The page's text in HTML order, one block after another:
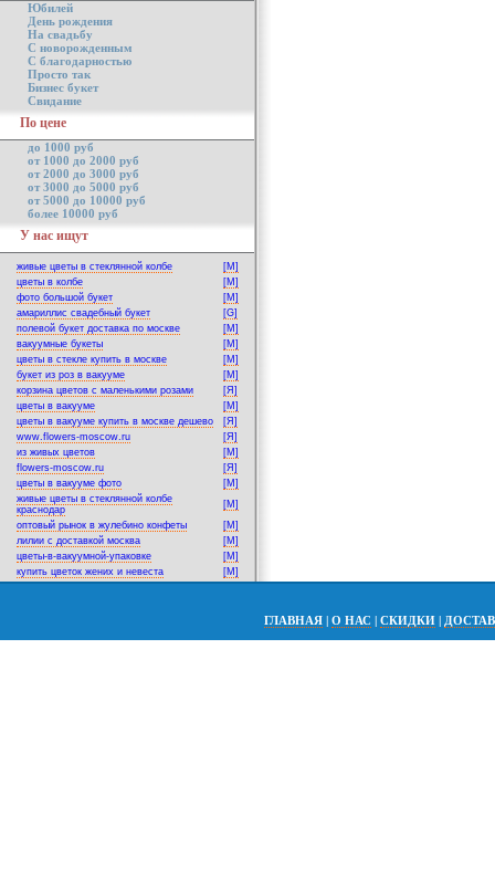
Юбилей
День рождения
На свадьбу
С новорожденным
С благодарностью
Просто так
Бизнес букет
Свидание
По цене
до 1000 руб
от 1000 до 2000 руб
от 2000 до 3000 руб
от 3000 до 5000 руб
от 5000 до 10000 руб
более 10000 руб
У нас ищут
живые цветы в стеклянной колбе
[M]
цветы в колбе
[M]
фото большой букет
[M]
амариллис свадебный букет
[G]
полевой букет доставка по москве
[M]
вакуумные букеты
[M]
цветы в стекле купить в москве
[M]
букет из роз в вакууме
[M]
корзина цветов с маленькими розами
[Я]
цветы в вакууме
[M]
цветы в вакууме купить в москве дешево
[Я]
www.flowers-moscow.ru
[Я]
из живых цветов
[M]
flowers-moscow.ru
[Я]
цветы в вакууме фото
[M]
живые цветы в стеклянной колбе
краснодар
[M]
оптовый рынок в жулебино конфеты
[M]
лилии с доставкой москва
[M]
цветы-в-вакуумной-упаковке
[M]
купить цветок жених и невеста
[M]
ГЛАВНАЯ | О НАС | СКИДКИ |